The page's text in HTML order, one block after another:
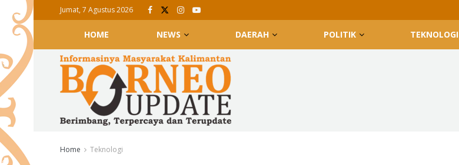
Jumat, 7 Agustus 2026
HOME NEWS DAERAH POLITIK TEKNOLOGI
Home Teknologi